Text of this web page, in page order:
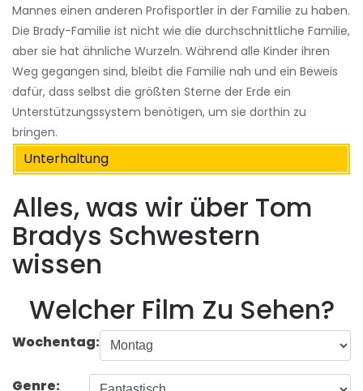
Mannes einen anderen Profisportler in der Familie zu haben.
Die Brady-Familie ist nicht wie die durchschnittliche Familie,
aber sie hat ähnliche Wurzeln. Während alle Kinder ihren
Weg gegangen sind, bleibt die Familie nah und ein Beweis
dafür, dass selbst die größten Sterne der Erde ein
Unterstützungssystem benötigen, um sie dorthin zu
bringen.
Unterhaltung
Alles, was wir über Tom
Bradys Schwestern
wissen
Welcher Film Zu Sehen?
Wochentag:
Genre: